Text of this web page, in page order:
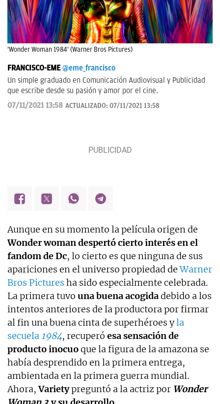
'Wonder Woman 1984' (Warner Bros Pictures)
FRANCISCO-EME @eme_francisco
Un simple graduado en Comunicación Audiovisual y Publicidad
que escribe desde su pasión y amor por el cine.
07/11/2021 13:58 ACTUALIZADO: 07/11/2021 13:58
Aunque en su momento la película origen de
Wonder woman despertó cierto interés en el
fandom de Dc, lo cierto es que ninguna de sus
apariciones en el universo propiedad deWarner
Bros Pictures ha sido especialmente celebrada.
La primera tuvo una buena acogidadebido a los
intentos anteriores de la productora por firmar
al fin una buena cinta de superhéroes yla
secuela 1984, recuperó esa sensación de
producto inocuoque la figura de la amazona se
había desprendido en la primera entrega,
ambientada en la primera guerra mundial.
Ahora,Varietypreguntó a la actriz por Wonder